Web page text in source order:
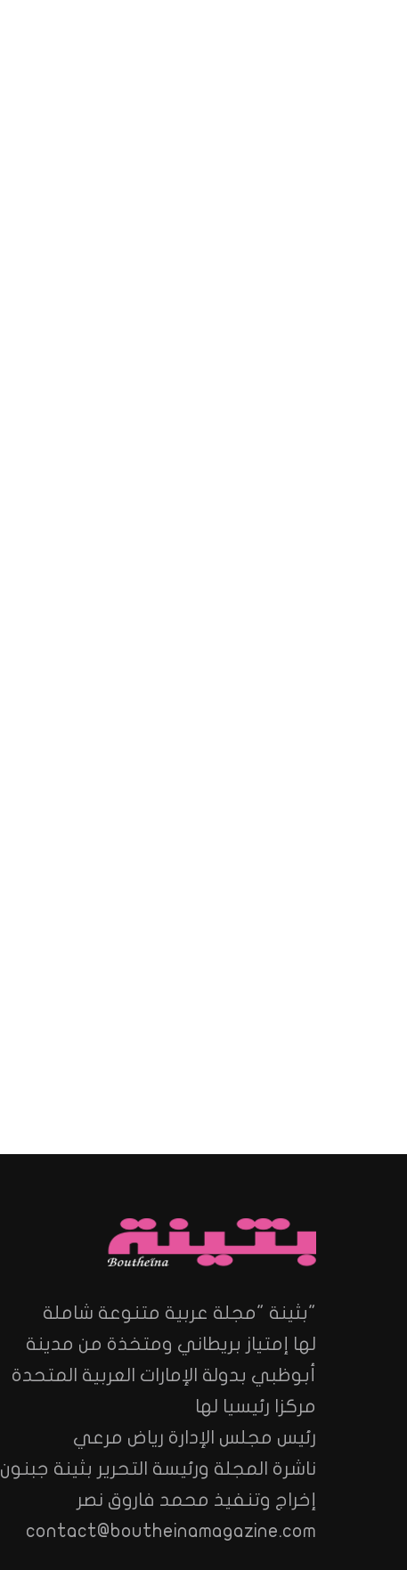
"بثينة "مجلة عربية متنوعة شاملة
لها إمتياز بريطاني ومتخذة من مدينة
أبوظبي بدولة الإمارات العربية المتحدة
مركزا رئيسيا لها
رئيس مجلس الإدارة رياض مرعي
ناشرة المجلة ورئيسة التحرير بثينة جبنون
إخراج وتنفيذ محمد فاروق نصر
contact@boutheinamagazine.com